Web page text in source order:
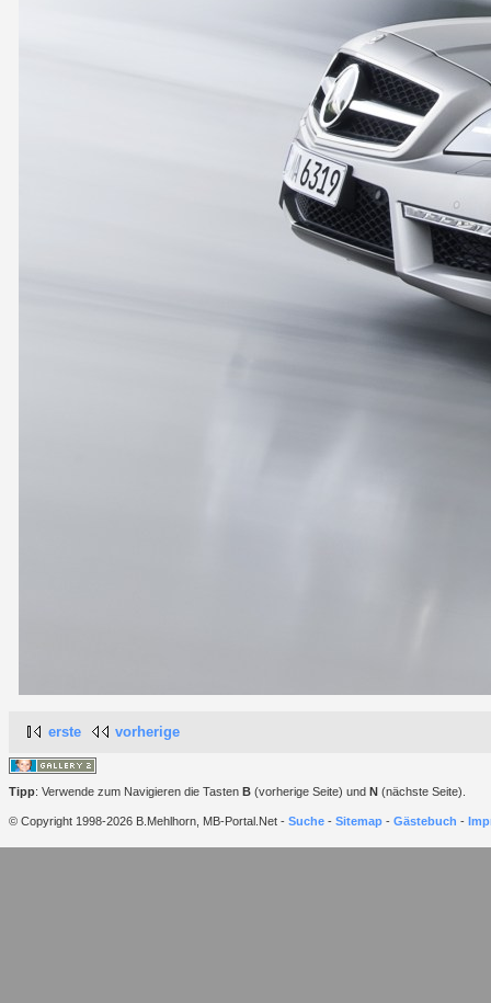
erste vorherige
Tipp: Verwende zum Navigieren die Tasten B (vorherige Seite) und N (nächste Seite).
© Copyright 1998-2026 B.Mehlhorn, MB-Portal.Net - Suche - Sitemap - Gästebuch -